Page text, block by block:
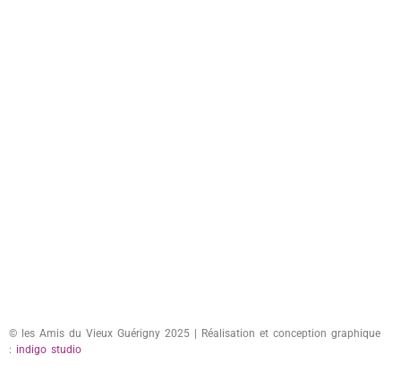
© les Amis du Vieux Guérigny 2025 | Réalisation et conception graphique
: indigo studio